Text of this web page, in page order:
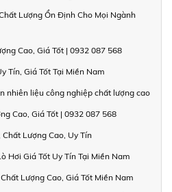
Lượng Ổn Định Cho Mọi Ngành
Cao, Giá Tốt | 0932 087 568
Tín, Giá Tốt Tại Miền Nam
nhiên liệu công nghiệp chất lượng cao
Cao, Giá Tốt | 0932 087 568
Lượng Cao, Uy Tín
Hơi Giá Tốt Uy Tín Tại Miền Nam
Lượng Cao, Giá Tốt Miền Nam